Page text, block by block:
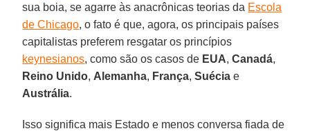
sua boia, se agarre às anacrônicas teorias da Escola
de Chicago, o fato é que, agora, os principais países
capitalistas preferem resgatar os princípios
keynesianos, como são os casos de EUA,Canadá,
Reino Unido, Alemanha, França,Suécia e
Austrália.
Isso significa mais Estado e menos conversa fiada de